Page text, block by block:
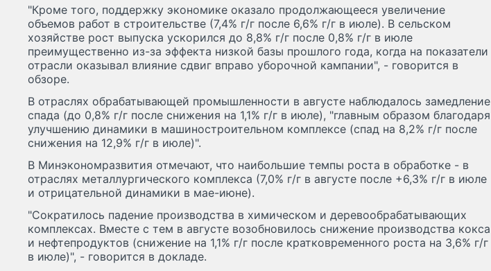
"Кроме того, поддержку экономике оказало продолжающееся увеличение
объемов работ в строительстве (7,4% г/г после 6,6% г/г в июле). В сельском
хозяйстве рост выпуска ускорился до 8,8% г/г после 0,8% г/г в июле
преимущественно из-за эффекта низкой базы прошлого года, когда на показатели
отрасли оказывал влияние сдвиг вправо уборочной кампании", - говорится в
обзоре.
В отраслях обрабатывающей промышленности в августе наблюдалось замедление
спада (до 0,8% г/г после снижения на 1,1% г/г в июле), "главным образом благодаря
улучшению динамики в машиностроительном комплексе (спад на 8,2% г/г после
снижения на 12,9% г/г в июле)".
В Минэкономразвития отмечают, что наибольшие темпы роста в обработке - в
отраслях металлургического комплекса (7,0% г/г в августе после +6,3% г/г в июле
и отрицательной динамики в мае-июне).
"Сократилось падение производства в химическом и деревообрабатывающих
комплексах. Вместе с тем в августе возобновилось снижение производства кокса
и нефтепродуктов (снижение на 1,1% г/г после кратковременного роста на 3,6% г/г
в июле)", - говорится в докладе.